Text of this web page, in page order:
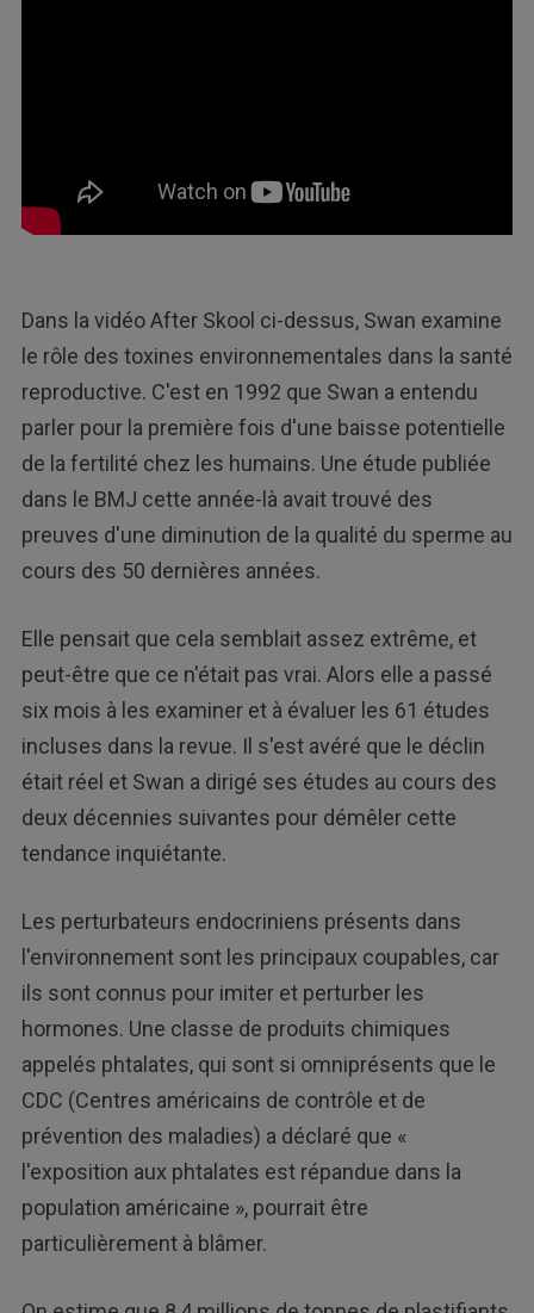
Dans la vidéo After Skool ci-dessus, Swan examine
le rôle des toxines environnementales dans la santé
reproductive. C'est en 1992 que Swan a entendu
parler pour la première fois d'une baisse potentielle
de la fertilité chez les humains. Une étude publiée
dans le BMJ cette année-là avait trouvé des
preuves d'une diminution de la qualité du sperme au
cours des 50 dernières années.
Elle pensait que cela semblait assez extrême, et
peut-être que ce n'était pas vrai. Alors elle a passé
six mois à les examiner et à évaluer les 61 études
incluses dans la revue. Il s'est avéré que le déclin
était réel et Swan a dirigé ses études au cours des
deux décennies suivantes pour démêler cette
tendance inquiétante.
Les perturbateurs endocriniens présents dans
l'environnement sont les principaux coupables, car
ils sont connus pour imiter et perturber les
hormones. Une classe de produits chimiques
appelés phtalates, qui sont si omniprésents que le
CDC (Centres américains de contrôle et de
prévention des maladies) a déclaré que «
l'exposition aux phtalates est répandue dans la
population américaine », pourrait être
particulièrement à blâmer.